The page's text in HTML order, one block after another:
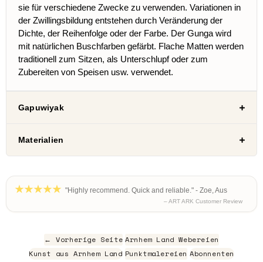
sie für verschiedene Zwecke zu verwenden. Variationen in
der Zwillingsbildung entstehen durch Veränderung der
Dichte, der Reihenfolge oder der Farbe. Der Gunga wird
mit natürlichen Buschfarben gefärbt. Flache Matten werden
traditionell zum Sitzen, als Unterschlupf oder zum
Zubereiten von Speisen usw. verwendet.
Gapuwiyak
Materialien
"Highly recommend. Quick and reliable." - Zoe, Aus
– ART ARK Customer Review
← Vorherige Seite Arnhem Land Webereien
Kunst aus Arnhem Land Punktmalereien Abonnenten